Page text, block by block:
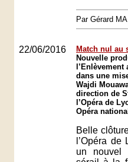
Par Gérard
22/06/2016
Match nul au
Nouvelle
dans une
Wajdi
direction de
l’Opéra de
Opéra
Belle
l’Opéra de
un nouvel